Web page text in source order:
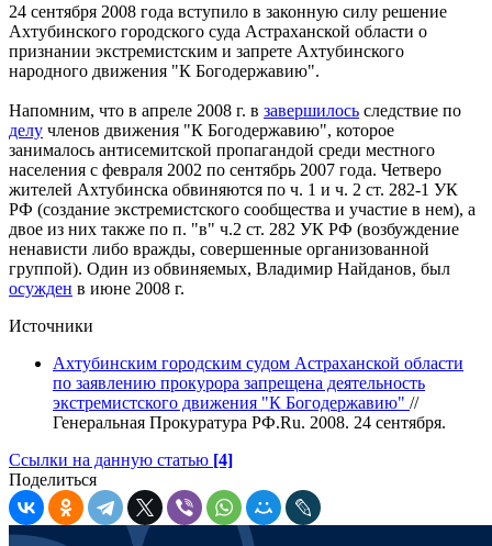
24 сентября 2008 года вступило в законную силу решение
Ахтубинского городского суда Астраханской области о
признании экстремистским и запрете Ахтубинского
народного движения "К Богодержавию".
Напомним, что в апреле 2008 г. в завершилось следствие по
делу членов движения "К Богодержавию", которое
занималось антисемитской пропагандой среди местного
населения с февраля 2002 по сентябрь 2007 года. Четверо
жителей Ахтубинска обвиняются по ч. 1 и ч. 2 ст. 282-1 УК
РФ (создание экстремистского сообщества и участие в нем), а
двое из них также по п. "в" ч.2 ст. 282 УК РФ (возбуждение
ненависти либо вражды, совершенные организованной
группой). Один из обвиняемых, Владимир Найданов, был
осужден в июне 2008 г.
Источники
Ахтубинским городским судом Астраханской области
по заявлению прокурора запрещена деятельность
экстремистского движения "К Богодержавию" //
Генеральная Прокуратура РФ.Ru. 2008. 24 сентября.
Ссылки на данную статью [4]
Поделиться